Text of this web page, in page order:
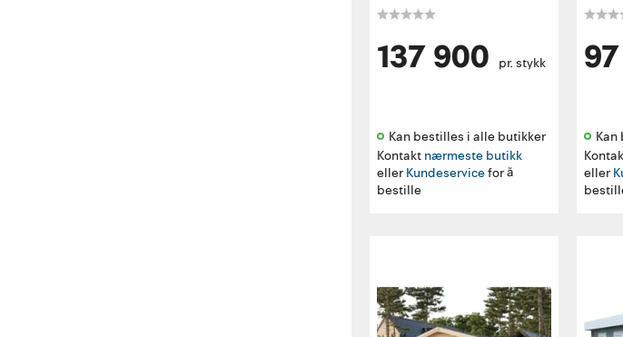
137 900 pr. stykk
Kan bestilles i alle butikker
Kontakt nærmeste butikk
ellerKundeservicefor å
bestille
eller